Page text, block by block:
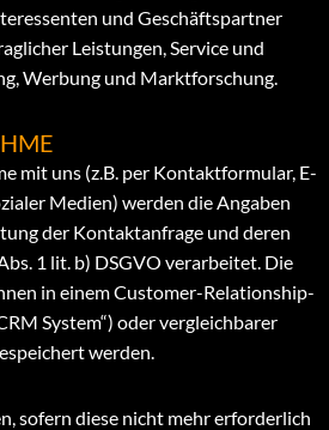
und Geschäftspartner
Leistungen, Service und
Werbung und Marktforschung.
mit uns (z.B. per Kontaktformular, E-
Medien) werden die Angaben
der Kontaktanfrage und deren
1 lit. b) DSGVO verarbeitet. Die
in einem Customer-Relationship-
System“) oder vergleichbarer
werden.
sofern diese nicht mehr erforderlich